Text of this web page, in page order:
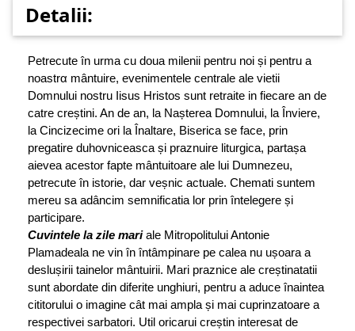
Detalii:
Petrecute în urma cu doua milenii pentru noi și pentru a
noastrα mântuire, evenimentele centrale ale vietii
Domnului nostru Iisus Hristos sunt retraite in fiecare an de
catre creștini. An de an, la Nașterea Domnului, la Înviere,
la Cincizecime ori la Înaltare, Biserica se face, prin
pregatire duhovniceasca și praznuire liturgica, partașa
aievea acestor fapte mântuitoare ale lui Dumnezeu,
petrecute în istorie, dar veșnic actuale. Chemati suntem
mereu sa adâncim semnificatia lor prin întelegere și
participare.
Cuvintele la zile mariale Mitropolitului Antonie
Plamadeala ne vin în întâmpinare pe calea nu ușoara a
deslușirii tainelor mântuirii. Mari praznice ale creștinatatii
sunt abordate din diferite unghiuri, pentru a aduce înaintea
cititorului o imagine cât mai ampla și mai cuprinzatoare a
respectivei sarbatori. Util oricarui creștin interesat de